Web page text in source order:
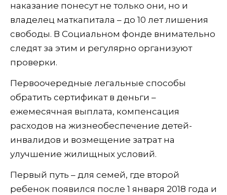
наказание понесут не только они, но и
владелец маткапитала – до 10 лет лишения
свободы. В Социальном фонде внимательно
следят за этим и регулярно организуют
проверки.
Первоочередные легальные способы
обратить сертификат в деньги –
ежемесячная выплата, компенсация
расходов на жизнеобеспечение детей-
инвалидов и возмещение затрат на
улучшение жилищных условий.
Первый путь – для семей, где второй
ребенок появился после 1 января 2018 года и